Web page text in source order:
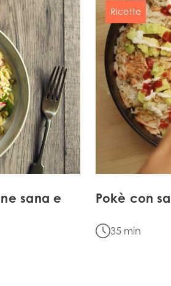
Mowi Norway
Mowi Poland
Mowi Scotland
Mowi Spain
Mowi Turkey
sana e
Ricette
Pokè con
35 min